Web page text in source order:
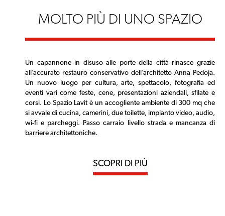
MOLTO PIÙ DI UNO SPAZIO
Un capannone in disuso alle porte della città rinasce grazie
all’accurato restauro conservativo dell’architetto Anna Pedoja.
Un nuovo luogo per cultura, arte, spettacolo, fotografia ed
eventi vari come feste, cene, presentazioni aziendali, sfilate e
corsi. Lo Spazio Lavit è un accogliente ambiente di 300 mq che
si avvale di cucina, camerini, due toilette, impianto video, audio,
wi-fi e parcheggi. Passo carraio livello strada e mancanza di
barriere architettoniche.
SCOPRI DI PIÙ